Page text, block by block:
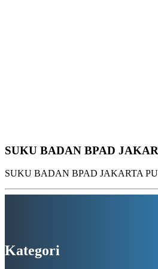
SUKU BADAN BPAD
SUKU BADAN BPAD JAKARTA
Kategori